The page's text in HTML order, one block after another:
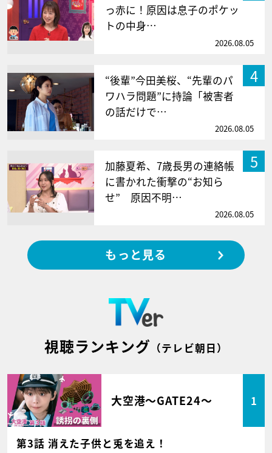
っ赤に！原因は息子のポケッ
トの中身…
2026.08.05
4
“後輩”今田美桜、“先輩のパ
ワハラ問題”に持論「被害者
の話だけで…
2026.08.05
5
加藤夏希、7歳長男の連絡帳
に書かれた衝撃の“お知ら
せ” 原因不明…
2026.08.05
もっと見る
視聴ランキング （テレビ朝日）
大空港～GATE24～ 1
第3話 消えた子供と兎を追え！